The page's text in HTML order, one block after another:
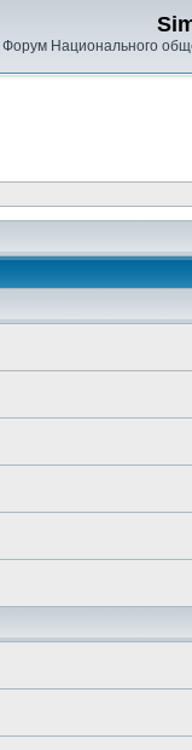
Форум Национального